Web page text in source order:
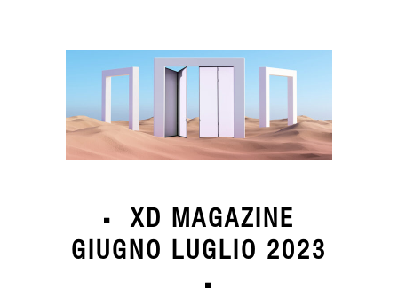
XD MAGAZINE
GIUGNO LUGLIO 2023